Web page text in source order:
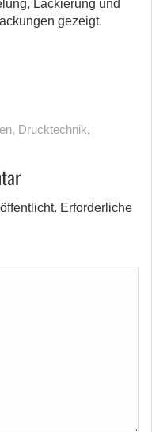
Lackierung und
gezeigt.
, Drucktechnik,
Erforderliche